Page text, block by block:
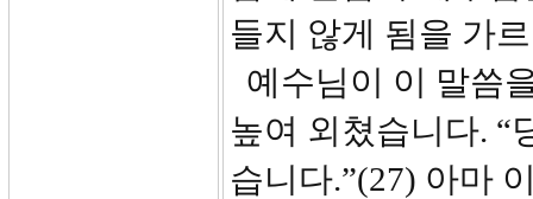
들지 않게 됨을 가
예수님이 이 말씀
높여 외쳤습니다. “
습니다.”(27) 아마